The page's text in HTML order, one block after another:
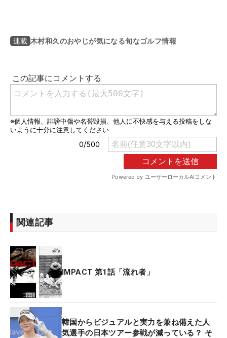
連載 木村和久のおやじが気になる旬なゴルフ情報
関連記事
IMPACT 第1話「流れ者」
韓国からビジュアルと実力を兼ね備えた人
気選手の日本ツアー参戦が減っている？ そ